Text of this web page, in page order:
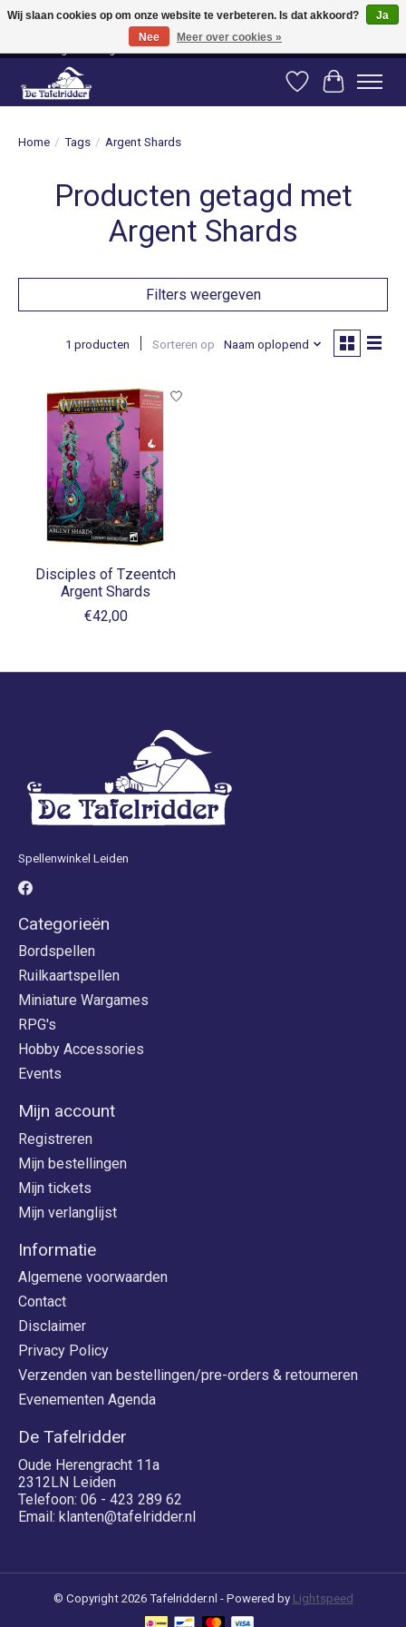
Vanaf 80 euro gratis verzending binnen Nederland! Vanaf 100 euro gratis
verzending naar België en Duitsland!
Verlanglijst
Home / Tags / Argent Shards
Producten getagd met
Argent Shards
Filters weergeven
1 producten Sorteren op Naam oplopend
Disciples of Tzeentch
Argent Shards
€42,00
Spellenwinkel Leiden
Categorieën
Bordspellen
Ruilkaartspellen
Miniature Wargames
RPG's
Hobby Accessories
Events
Mijn account
Registreren
Mijn bestellingen
Mijn tickets
Mijn verlanglijst
Informatie
Algemene voorwaarden
Contact
Disclaimer
Privacy Policy
Verzenden van bestellingen/pre-orders & retourneren
Evenementen Agenda
De Tafelridder
Oude Herengracht 11a
2312LN Leiden
Telefoon: 06 - 423 289 62
Email: klanten@tafelridder.nl
© Copyright 2026 Tafelridder.nl - Powered by Lightspeed
Wij slaan cookies op om onze website te verbeteren. Is dat akkoord?
Ja
Nee
Meer over cookies »